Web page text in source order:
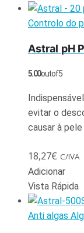
Controlo do
Astral pH
5.00out of 5
evitar o
causar à
18,27€ C/IVA
Adicionar
Vista Rápida
Anti algas